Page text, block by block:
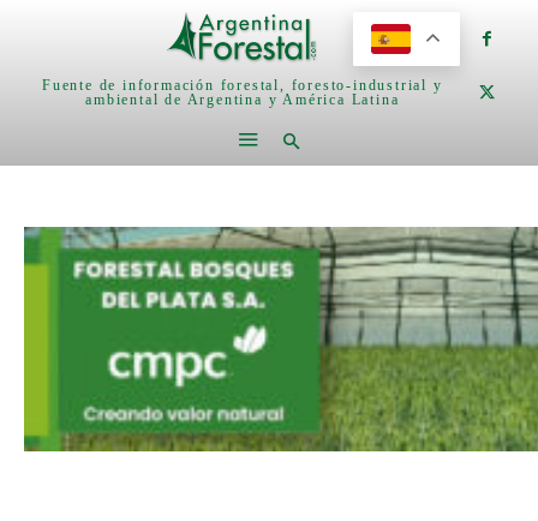
Fuente de información forestal, foresto-industrial y
ambiental de Argentina y América Latina